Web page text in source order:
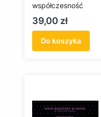
współczesność
Cena
39,00 zł
Do koszyka